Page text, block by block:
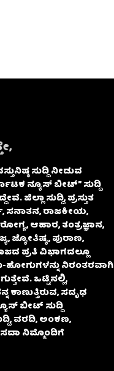
ಸುದ್ದಿ ನೀಡುವ
ನ್ಯೂಸ್ ಬೀಟ್” ಸುದ್ದಿ
ಜಿಲ್ಲಾ ಸುದ್ದಿ, ಪ್ರಸ್ತುತ
ಸನಾತನ, ರಾಜಕೀಯ,
ಆಹಾರ, ತಂತ್ರಜ್ಞಾನ,
ಜ್ಯೋತಿಷ್ಯ, ಪುರಾಣ,
ಪ್ರತಿ ವಿಭಾಗದಲ್ಲೂ
ಹೋಗುಗಳನ್ನು ನಿರಂತರವಾಗಿ
ಒಟ್ಟಿನಲ್ಲಿ,
ಸದೃಢ
ಬೀಟ್ ಸುದ್ದಿ
ವರದಿ, ಅಂಕಣ,
ಸದಾ ನಿಮ್ಮೊಂದಿಗೆ